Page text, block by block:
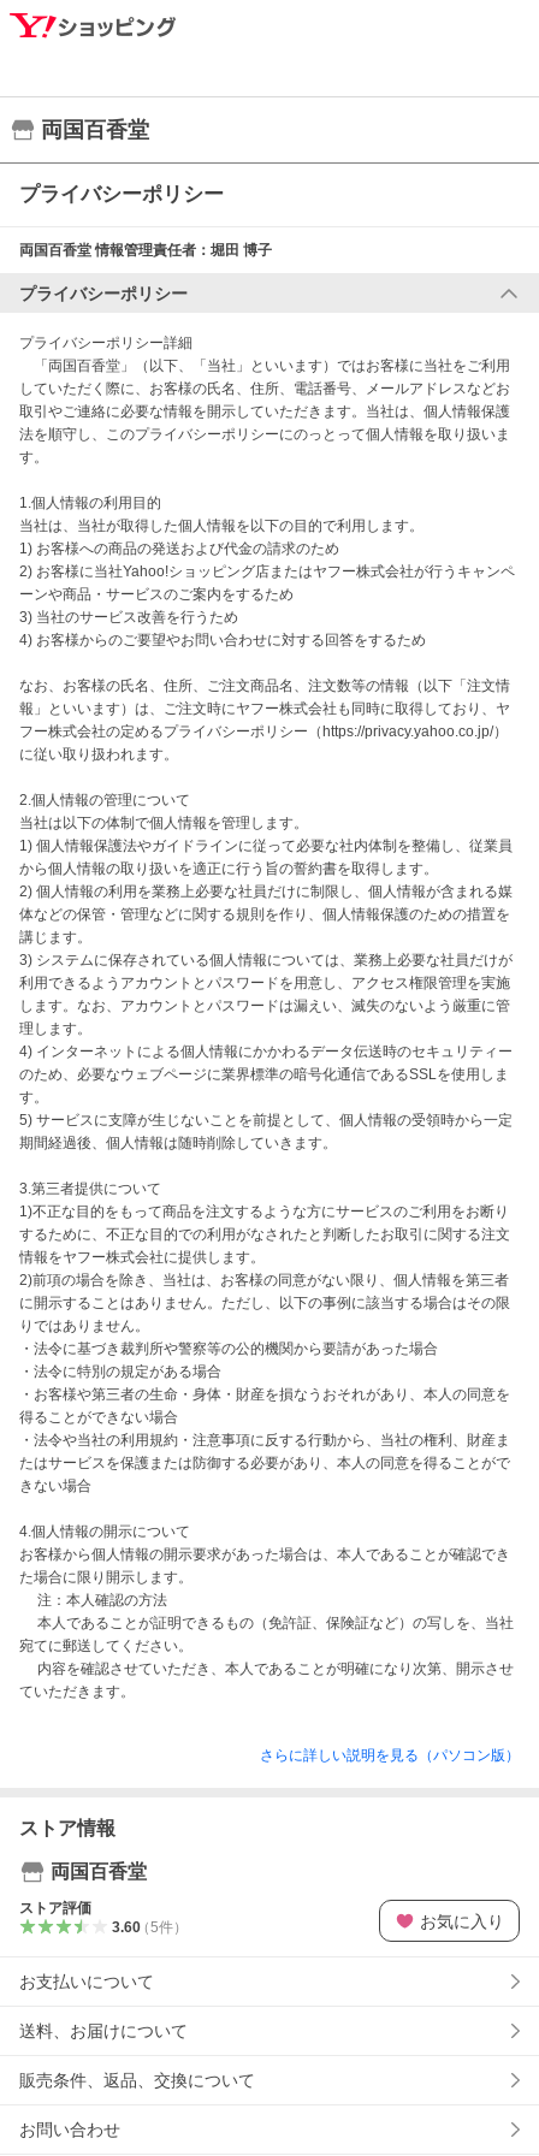
両国百香堂
プライバシーポリシー
両国百香堂情報管理責任者： 堀田 博子
プライバシーポリシー
プライバシーポリシー詳細
「両国百香堂」（以下、「当社」といいます）ではお客様に当社をご利用
していただく際に、お客様の氏名、住所、電話番号、メールアドレスなどお
取引やご連絡に必要な情報を開示していただきます。当社は、個人情報保護
法を順守し、このプライバシーポリシーにのっとって個人情報を取り扱いま
す。
1.個人情報の利用目的
当社は、当社が取得した個人情報を以下の目的で利用します。
1) お客様への商品の発送および代金の請求のため
2) お客様に当社Yahoo!ショッピング店またはヤフー株式会社が行うキャンペ
ーンや商品・サービスのご案内をするため
3) 当社のサービス改善を行うため
4) お客様からのご要望やお問い合わせに対する回答をするため
なお、お客様の氏名、住所、ご注文商品名、注文数等の情報（以下「注文情
報」といいます）は、ご注文時にヤフー株式会社も同時に取得しており、ヤ
フー株式会社の定めるプライバシーポリシー（https://privacy.yahoo.co.jp/）
に従い取り扱われます。
2.個人情報の管理について
当社は以下の体制で個人情報を管理します。
1) 個人情報保護法やガイドラインに従って必要な社内体制を整備し、従業員
から個人情報の取り扱いを適正に行う旨の誓約書を取得します。
2) 個人情報の利用を業務上必要な社員だけに制限し、個人情報が含まれる媒
体などの保管・管理などに関する規則を作り、個人情報保護のための措置を
講じます。
3) システムに保存されている個人情報については、業務上必要な社員だけが
利用できるようアカウントとパスワードを用意し、アクセス権限管理を実施
します。なお、アカウントとパスワードは漏えい、滅失のないよう厳重に管
理します。
4) インターネットによる個人情報にかかわるデータ伝送時のセキュリティー
のため、必要なウェブページに業界標準の暗号化通信であるSSLを使用しま
す。
5) サービスに支障が生じないことを前提として、個人情報の受領時から一定
期間経過後、個人情報は随時削除していきます。
3.第三者提供について
1)不正な目的をもって商品を注文するような方にサービスのご利用をお断り
するために、不正な目的での利用がなされたと判断したお取引に関する注文
情報をヤフー株式会社に提供します。
2)前項の場合を除き、当社は、お客様の同意がない限り、個人情報を第三者
に開示することはありません。ただし、以下の事例に該当する場合はその限
りではありません。
・法令に基づき裁判所や警察等の公的機関から要請があった場合
・法令に特別の規定がある場合
・お客様や第三者の生命・身体・財産を損なうおそれがあり、本人の同意を
得ることができない場合
・法令や当社の利用規約・注意事項に反する行動から、当社の権利、財産ま
たはサービスを保護または防御する必要があり、本人の同意を得ることがで
きない場合
4.個人情報の開示について
お客様から個人情報の開示要求があった場合は、本人であることが確認でき
た場合に限り開示します。
注：本人確認の方法
本人であることが証明できるもの（免許証、保険証など）の写しを、当社
宛てに郵送してください。
内容を確認させていただき、本人であることが明確になり次第、開示させ
さらに詳しい説明を見る（パソコン版）
ストア情報
両国百香堂
ストア評価
3.60（5件） お気に入り
お支払いについて
送料、お届けについて
販売条件、返品、交換について
お問い合わせ